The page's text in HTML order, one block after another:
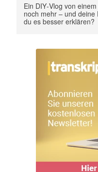
Ein DIY‑Vlog von
noch mehr – und
du es besser erklären?